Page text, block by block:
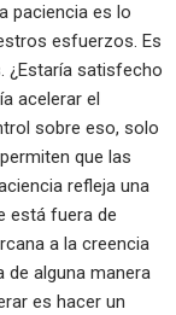
paciencia es lo
esfuerzos. Es
¿Estaría satisfecho
acelerar el
sobre eso, solo
que las
refleja una
está fuera de
a la creencia
de alguna manera
es hacer un